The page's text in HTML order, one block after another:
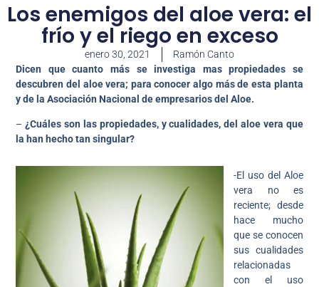
Los enemigos del aloe vera: el
frío y el riego en exceso
enero 30, 2021
Ramón Canto
Dicen que cuanto más se investiga mas propiedades se
descubren del aloe vera; para conocer algo más de esta planta
y de la Asociación Nacional de empresarios del Aloe.
–¿Cuáles son las propiedades, y cualidades, del aloe vera que
la han hecho tan singular?
-El uso del Aloe
vera no es
reciente; desde
hace mucho
que se conocen
sus cualidades
relacionadas
con el uso